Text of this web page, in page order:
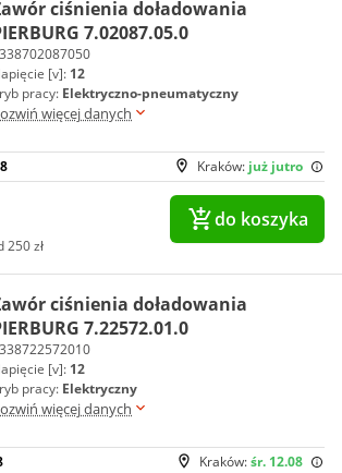
ciśnienia doładowania
7.02087.05.0
[v]: 12
pracy: Elektryczno-pneumatyczny
więcej danych
Kraków: już jutro
250 zł
do koszyka
ciśnienia doładowania
7.22572.01.0
[v]: 12
pracy: Elektryczny
więcej danych
Kraków:śr. 12.08